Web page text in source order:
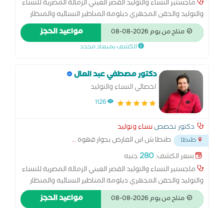
ماجستير النساء والتوليد القصر العيني الزمالة المصرية للنساء
والتوليد والحقن المجهري دبلومة المناظير النسائيه والمنظار
الرحمي جامعة عين شمس
متاح من يوم 2026-08-08 مواعيد الحجز
الكشف بميعاد محدد
دكتور مصطفي عبد العال
اخصائي النساء والتوليد
1126
دكتور تخصصنساء وتوليد
طنطا طنطا ش ابن الفارض بجوار قهوة...
سعر الكشف:280جنيه
ماجستير النساء والتوليد القصر العيني الزمالة المصرية للنساء
والتوليد والحقن المجهري دبلومة المناظير النسائيه والمنظار
الرحمي جامعة عين شمس
متاح من يوم 2026-08-08 مواعيد الحجز